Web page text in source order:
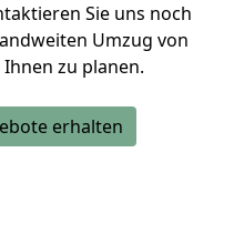
Sie uns noch
Umzug von
zu planen.
erhalten